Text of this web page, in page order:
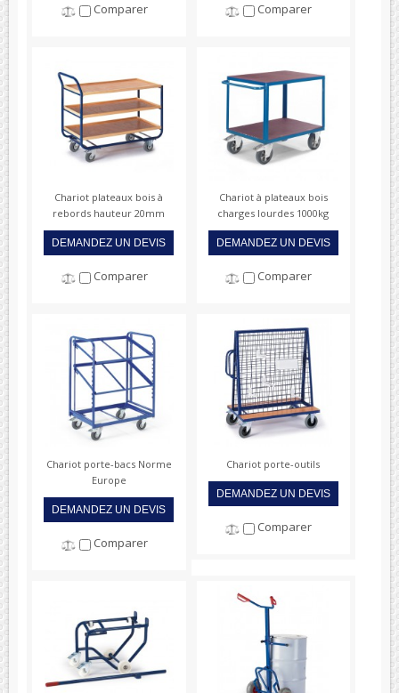
Comparer Comparer
Chariot plateaux bois à
rebords hauteur 20mm
DEMANDEZ UN DEVIS
Comparer
Chariot à plateaux bois
charges lourdes 1000kg
DEMANDEZ UN DEVIS
Comparer
Chariot porte-bacs Norme
Europe
DEMANDEZ UN DEVIS
Comparer
Chariot porte-outils
DEMANDEZ UN DEVIS
Comparer